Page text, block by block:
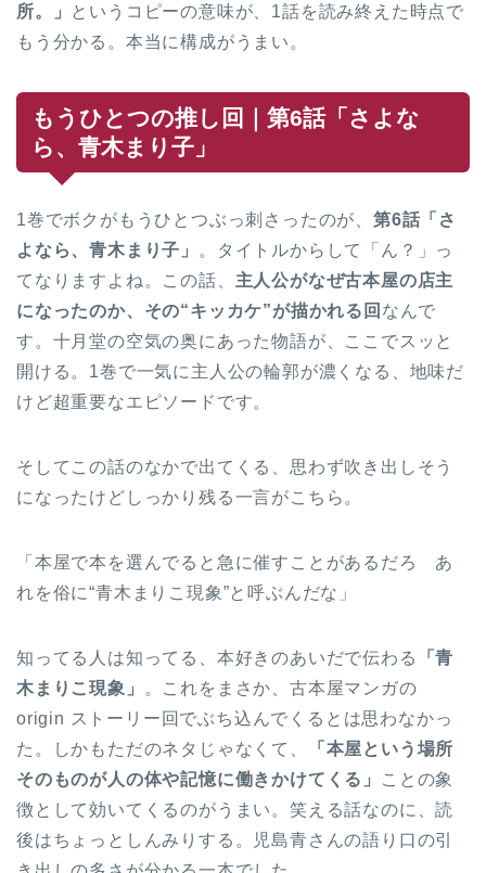
所。」
というコピーの意味が、1話を読み終えた時点で
もう分かる。本当に構成がうまい。
もうひとつの推し回｜第6話「さよな
ら、青木まり子」
1巻でボクがもうひとつぶっ刺さったのが、 第6話「さ
よなら、青木まり子」
。タイトルからして「ん？」っ
てなりますよね。この話、 主人公がなぜ古本屋の店主
になったのか、その“キッカケ”が描かれる回 なんで
す。十月堂の空気の奥にあった物語が、ここでスッと
開ける。1巻で一気に主人公の輪郭が濃くなる、地味だ
けど超重要なエピソードです。
そしてこの話のなかで出てくる、思わず吹き出しそう
になったけどしっかり残る一言がこちら。
「本屋で本を選んでると急に催すことがあるだろ あ
れを俗に“青木まりこ現象”と呼ぶんだな」
知ってる人は知ってる、本好きのあいだで伝わる
「青
木まりこ現象」
。これをまさか、古本屋マンガの
origin ストーリー回でぶち込んでくるとは思わなかっ
た。しかもただのネタじゃなくて、
「本屋という場所
そのものが人の体や記憶に働きかけてくる」
ことの象
徴として効いてくるのがうまい。笑える話なのに、読
後はちょっとしんみりする。児島青さんの語り口の引